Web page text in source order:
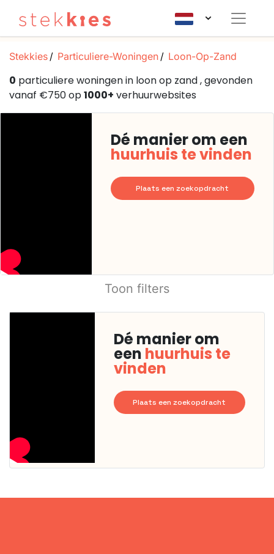
Stekkies Particuliere-Woningen Loon-Op-Zand
0 particuliere woningen in loon op zand , gevonden
vanaf €750 op1000+ verhuurwebsites
Dé manier om een
huurhuis te vinden
Plaats een zoekopdracht
Toon filters
Dé manier om
een huurhuis te
vinden
Plaats een zoekopdracht